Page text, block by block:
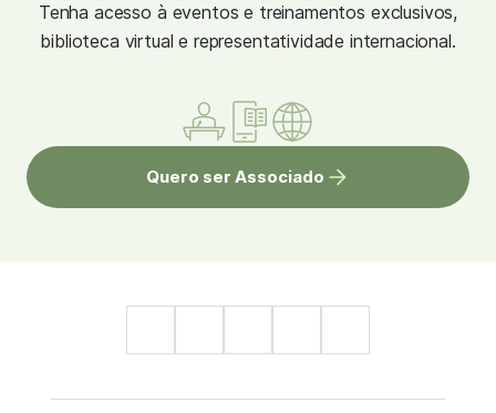
Tenha acesso à eventos e treinamentos exclusivos,
biblioteca virtual e representatividade internacional.
Quero ser Associado